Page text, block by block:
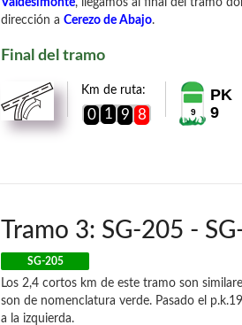
Valdesimonte, llegamos al final del tramo
dirección a Cerezo de Abajo.
Final del tramo
Km de ruta:
0 1 9 8 9
PK
9
Tramo 3: SG-205 -
SG-205
Los 2,4 cortos km de este tramo son
son de nomenclatura verde. Pasado el
a la izquierda.